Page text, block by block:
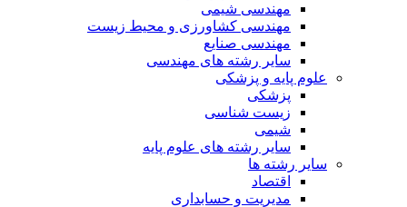
مهندسی شیمی
مهندسی کشاورزی و محیط زیست
مهندسی صنایع
سایر رشته های مهندسی
علوم پایه و پزشکی
پزشکی
زیست شناسی
شیمی
سایر رشته های علوم پایه
سایر رشته ها
اقتصاد
مدیریت و حسابداری